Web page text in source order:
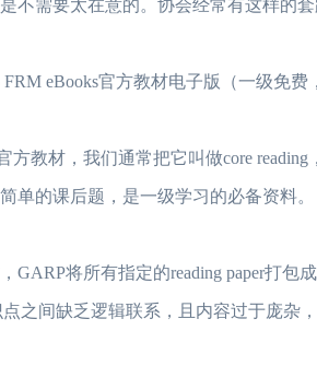
不需要太在意的。协会经常有这样的
eBooks官方教材电子版（一级免费
教材，我们通常把它叫做core reading
单的课后题，是一级学习的必备资料。
将所有指定的reading paper打包
点之间缺乏逻辑联系，且内容过于庞